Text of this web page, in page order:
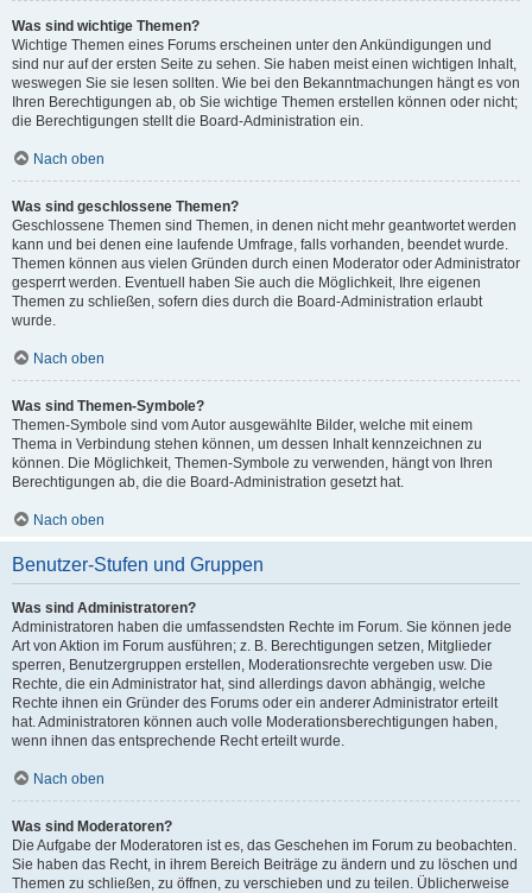
Was sind wichtige Themen?
Wichtige Themen eines Forums erscheinen unter den Ankündigungen und
sind nur auf der ersten Seite zu sehen. Sie haben meist einen wichtigen Inhalt,
weswegen Sie sie lesen sollten. Wie bei den Bekanntmachungen hängt es von
Ihren Berechtigungen ab, ob Sie wichtige Themen erstellen können oder nicht;
die Berechtigungen stellt die Board-Administration ein.
Nach oben
Was sind geschlossene Themen?
Geschlossene Themen sind Themen, in denen nicht mehr geantwortet werden
kann und bei denen eine laufende Umfrage, falls vorhanden, beendet wurde.
Themen können aus vielen Gründen durch einen Moderator oder Administrator
gesperrt werden. Eventuell haben Sie auch die Möglichkeit, Ihre eigenen
Themen zu schließen, sofern dies durch die Board-Administration erlaubt
wurde.
Nach oben
Was sind Themen-Symbole?
Themen-Symbole sind vom Autor ausgewählte Bilder, welche mit einem
Thema in Verbindung stehen können, um dessen Inhalt kennzeichnen zu
können. Die Möglichkeit, Themen-Symbole zu verwenden, hängt von Ihren
Berechtigungen ab, die die Board-Administration gesetzt hat.
Nach oben
Benutzer-Stufen und Gruppen
Was sind Administratoren?
Administratoren haben die umfassendsten Rechte im Forum. Sie können jede
Art von Aktion im Forum ausführen; z. B. Berechtigungen setzen, Mitglieder
sperren, Benutzergruppen erstellen, Moderationsrechte vergeben usw. Die
Rechte, die ein Administrator hat, sind allerdings davon abhängig, welche
Rechte ihnen ein Gründer des Forums oder ein anderer Administrator erteilt
hat. Administratoren können auch volle Moderationsberechtigungen haben,
wenn ihnen das entsprechende Recht erteilt wurde.
Nach oben
Was sind Moderatoren?
Die Aufgabe der Moderatoren ist es, das Geschehen im Forum zu beobachten.
Sie haben das Recht, in ihrem Bereich Beiträge zu ändern und zu löschen und
Themen zu schließen, zu öffnen, zu verschieben und zu teilen. Üblicherweise